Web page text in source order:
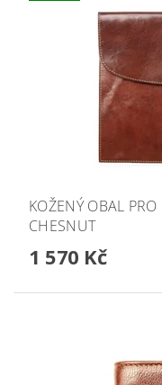
KOŽENÝ OBAL
CHESNUT
1 570 Kč